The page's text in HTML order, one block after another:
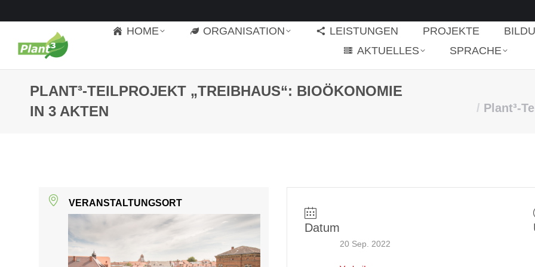
HOME ORGANISATION LEISTUNGEN PROJEKTE
AKTUELLES
SPRACHE
PLANT³-TEILPROJEKT „TREIBHAUS“: BIOÖKONOMIE
IN 3 AKTEN
Plant³-
VERANSTALTUNGSORT
Datum
20 Sep. 2022